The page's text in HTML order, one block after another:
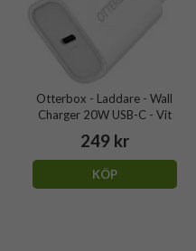
Otterbox - Laddare - Wall
Charger 20W USB-C - Vit
249 kr
KÖP